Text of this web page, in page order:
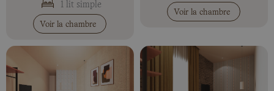
1 lit simple
Voir la chambre
Voir la chambre